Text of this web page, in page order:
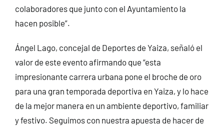
colaboradores que junto con el Ayuntamiento la
hacen posible”.
Ángel Lago, concejal de Deportes de Yaiza, señaló el
valor de este evento afirmando que “esta
impresionante carrera urbana pone el broche de oro
para una gran temporada deportiva en Yaiza, y lo hace
de la mejor manera en un ambiente deportivo, familiar
y festivo. Seguimos con nuestra apuesta de hacer de